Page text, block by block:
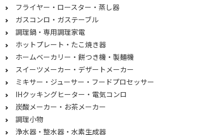
フライヤー・ロースター・蒸し器
ガスコンロ・ガステーブル
調理鍋・専用調理家電
ホットプレート・たこ焼き器
ホームベーカリー・餅つき機・製麺機
スイーツメーカー・デザートメーカー
ミキサー・ジューサー・フードプロセッサー
IHクッキングヒーター・電気コンロ
炭酸メーカー・お茶メーカー
調理小物
浄水器・整水器・水素生成器
5.6合～1升
3.1升以上
炊飯方式で絞り込む
圧力IH
マイコン
精米方式で絞り込む
かくはん式